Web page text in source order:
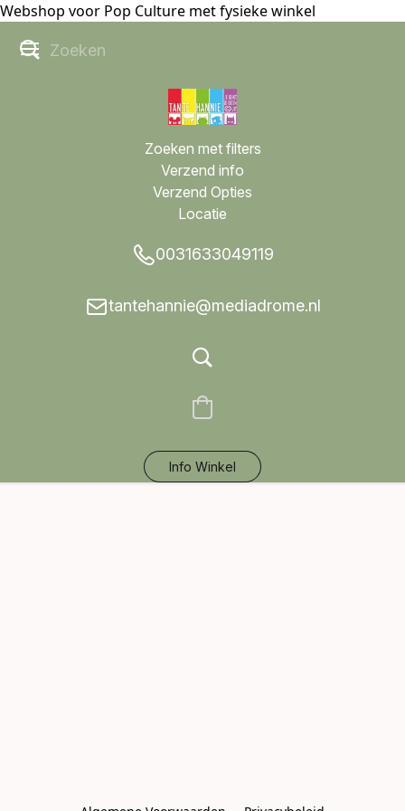
Webshop voor Pop Culture met fysieke winkel
Zoeken met filters
Verzend info
Verzend Opties
Locatie
0031633049119
tantehannie@mediadrome.nl
Info Winkel